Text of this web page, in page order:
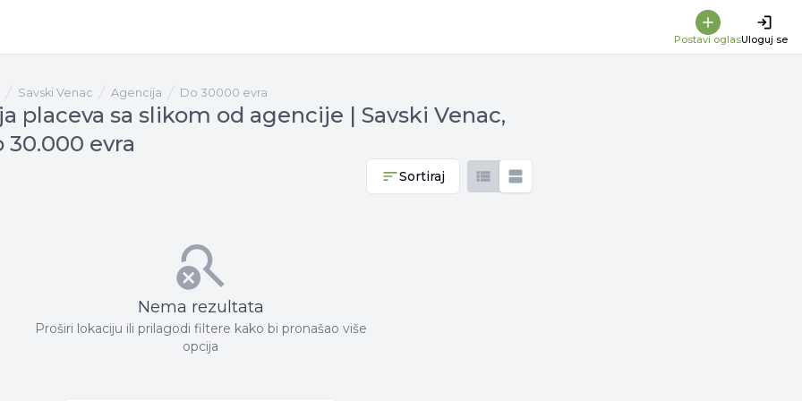
Postavi oglasUloguj se
Savski Venac agencija Do 30000 evra
placeva sa slikom od agencije | Savski Venac,
30.000 evra
Sortiraj
Nema rezultata
Proširi lokaciju ili prilagodi filtere kako bi pronašao više
opcija